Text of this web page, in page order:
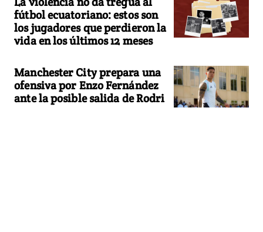
fútbol ecuatoriano: estos son
los jugadores que perdieron la
vida en los últimos 12 meses
Manchester City prepara una
ofensiva por Enzo Fernández
ante la posible salida de Rodri